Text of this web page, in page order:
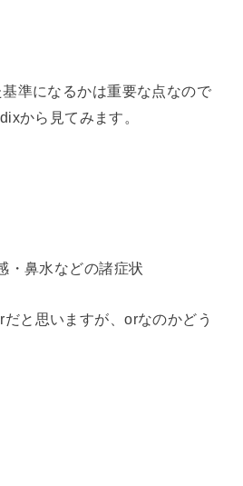
準になるかは重要な点なので
から見てみます。
・鼻水などの諸症状
と思いますが、orなのかどう